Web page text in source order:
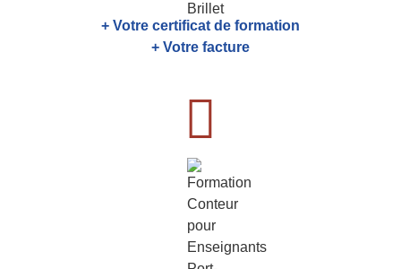
+ Votre certificat de formation
+ Votre facture